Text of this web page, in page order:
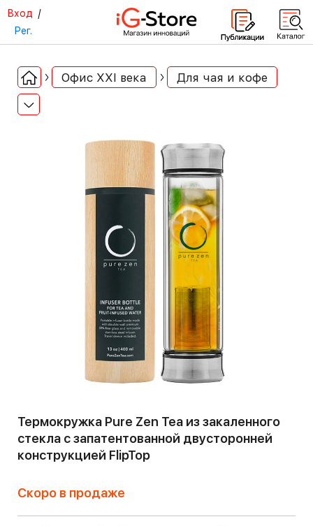
Вход /
Рег.
Офис ХХI века Для чая и кофе
Термокружка Pure Zen Tea из закаленного
стекла с запатентованной двусторонней
конструкцией FlipTop
Скоро в продаже